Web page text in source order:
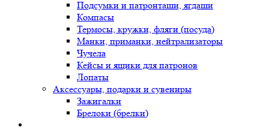
Подсумки и патронташи, ягдаши
Компасы
Термосы, кружки, фляги (посуда)
Манки, приманки, нейтрализаторы
Чучела
Кейсы и ящики для патронов
Лопаты
Аксессуары, подарки и сувениры
Зажигалки
Брелоки (брелки)